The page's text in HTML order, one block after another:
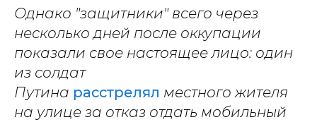
Однако "защитники" всего через
несколько дней после оккупации
показали свое настоящее лицо: один
из солдат
Путина расстрелял местного жителя
на улице за отказ отдать мобильный